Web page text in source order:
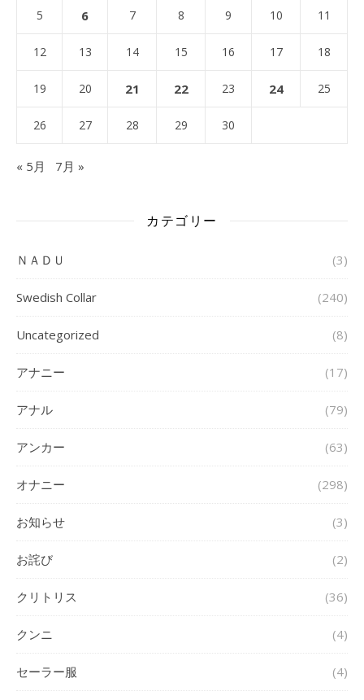
5 6 7 8 9 10 11
12 13 14 15 16 17 18
19 20 21 22 23 24 25
26 27 28 29 30
« 5月 7月 »
カテゴリー
ＮＡＤＵ (3)
Swedish Collar (240)
Uncategorized (8)
アナニー (17)
アナル (79)
アンカー (63)
オナニー (298)
お知らせ (3)
お詫び (2)
クリトリス (36)
クンニ (4)
セーラー服 (4)